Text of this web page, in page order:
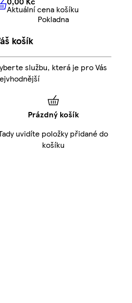
0,00 KčAktuální cena košíku
Aktuální cena košíku
Pokladna
košík
službu, která je pro Vás
Prázdný košík
uvidíte položky přidané do
košíku